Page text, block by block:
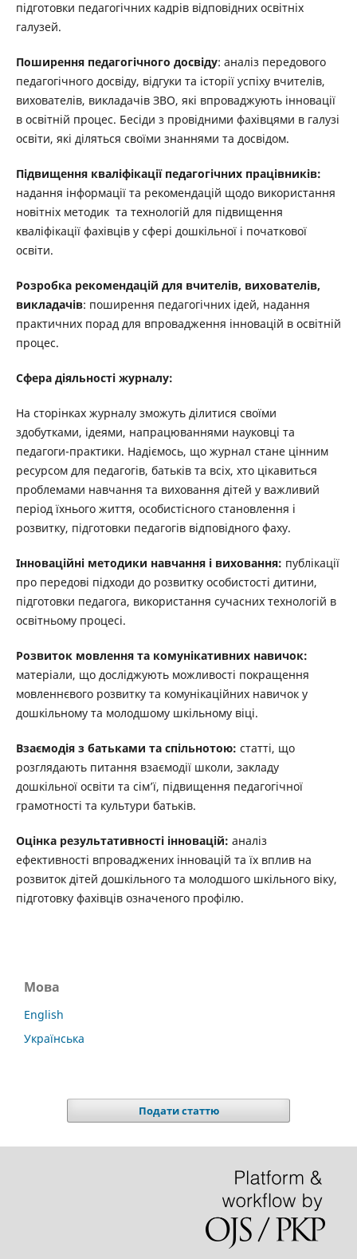
підготовки педагогічних кадрів відповідних освітніх
галузей.
Поширення педагогічного досвіду: аналіз передового
педагогічного досвіду, відгуки та історії успіху вчителів,
вихователів, викладачів ЗВО, які впроваджують інновації
в освітній процес. Бесіди з провідними фахівцями в галузі
освіти, які діляться своїми знаннями та досвідом.
Підвищення кваліфікації педагогічних працівників:
надання інформації та рекомендацій щодо використання
новітніх методик та технологій для підвищення
кваліфікації фахівців у сфері дошкільної і початкової
освіти.
Розробка рекомендацій для вчителів, вихователів,
викладачів: поширення педагогічних ідей, надання
практичних порад для впровадження інновацій в освітній
процес.
Сфера діяльності журналу:
На сторінках журналу зможуть ділитися своїми
здобутками, ідеями, напрацюваннями науковці та
педагоги-практики. Надіємось, що журнал стане цінним
ресурсом для педагогів, батьків та всіх, хто цікавиться
проблемами навчання та виховання дітей у важливий
період їхнього життя, особистісного становлення і
розвитку, підготовки педагогів відповідного фаху.
Інноваційні методики навчання і виховання: публікації
про передові підходи до розвитку особистості дитини,
підготовки педагога, використання сучасних технологій в
освітньому процесі.
Розвиток мовлення та комунікативних навичок:
матеріали, що досліджують можливості покращення
мовленнєвого розвитку та комунікаційних навичок у
дошкільному та молодшому шкільному віці.
Взаємодія з батьками та спільнотою: статті, що
розглядають питання взаємодії школи, закладу
дошкільної освіти та сім’ї, підвищення педагогічної
грамотності та культури батьків.
Оцінка результативності інновацій: аналіз
ефективності впроваджених інновацій та їх вплив на
розвиток дітей дошкільного та молодшого шкільного віку,
підготовку фахівців означеного профілю.
Мова
English
Українська
Подати статтю